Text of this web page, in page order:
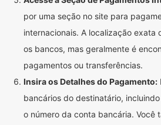
por uma seção no site para
internacionais. A localização exata
os bancos, mas geralmente é
pagamentos ou transferências.
Insira os Detalhes do Pagamento:
bancários do destinatário,
o número da conta bancária. Você